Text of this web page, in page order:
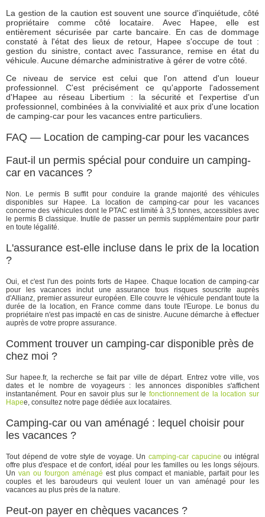
La gestion de la caution est souvent une source d'inquiétude, côté
propriétaire comme côté locataire. Avec Hapee, elle est
entièrement sécurisée par carte bancaire. En cas de dommage
constaté à l'état des lieux de retour, Hapee s'occupe de tout :
gestion du sinistre, contact avec l'assurance, remise en état du
véhicule. Aucune démarche administrative à gérer de votre côté.
Ce niveau de service est celui que l'on attend d'un loueur
professionnel. C'est précisément ce qu'apporte l'adossement
d'Hapee au réseau Libertium : la sécurité et l'expertise d'un
professionnel, combinées à la convivialité et aux prix d'une location
de camping-car pour les vacances entre particuliers.
FAQ — Location de camping-car pour les vacances
Faut-il un permis spécial pour conduire un camping-
car en vacances ?
Non. Le permis B suffit pour conduire la grande majorité des véhicules
disponibles sur Hapee. La location de camping-car pour les vacances
concerne des véhicules dont le PTAC est limité à 3,5 tonnes, accessibles avec
le permis B classique. Inutile de passer un permis supplémentaire pour partir
en toute légalité.
L'assurance est-elle incluse dans le prix de la location
?
Oui, et c'est l'un des points forts de Hapee. Chaque location de camping-car
pour les vacances inclut une assurance tous risques souscrite auprès
d'Allianz, premier assureur européen. Elle couvre le véhicule pendant toute la
durée de la location, en France comme dans toute l'Europe. Le bonus du
propriétaire n'est pas impacté en cas de sinistre. Aucune démarche à effectuer
auprès de votre propre assurance.
Comment trouver un camping-car disponible près de
chez moi ?
Sur hapee.fr, la recherche se fait par ville de départ. Entrez votre ville, vos
dates et le nombre de voyageurs : les annonces disponibles s'affichent
instantanément. Pour en savoir plus sur le fonctionnement de la location sur
Hapee, consultez notre page dédiée aux locataires.
Camping-car ou van aménagé : lequel choisir pour
les vacances ?
Tout dépend de votre style de voyage. Uncamping-car capucine ou intégral
offre plus d'espace et de confort, idéal pour les familles ou les longs séjours.
Un van ou fourgon aménagé est plus compact et maniable, parfait pour les
couples et les baroudeurs qui veulent louer un van aménagé pour les
vacances au plus près de la nature.
Peut-on payer en chèques vacances ?